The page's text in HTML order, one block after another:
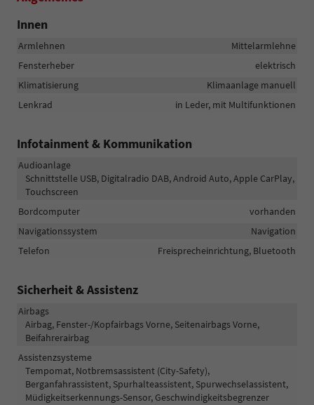
Innen
Armlehnen
Mittelarmlehne
Fensterheber
elektrisch
Klimatisierung
Klimaanlage manuell
Lenkrad
in Leder, mit Multifunktionen
Infotainment & Kommunikation
Audioanlage
Schnittstelle USB, Digitalradio DAB, Android Auto, Apple CarPlay,
Touchscreen
Bordcomputer
vorhanden
Navigationssystem
Navigation
Telefon
Freisprecheinrichtung, Bluetooth
Sicherheit & Assistenz
Airbags
Airbag, Fenster-/Kopfairbags Vorne, Seitenairbags Vorne,
Beifahrerairbag
Assistenzsysteme
Tempomat, Notbremsassistent (City-Safety),
Berganfahrassistent, Spurhalteassistent, Spurwechselassistent,
Müdigkeitserkennungs-Sensor, Geschwindigkeitsbegrenzer